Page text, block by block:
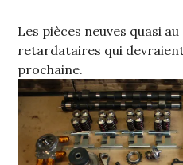
Les pièces neuves quasi
retardataires qui
prochaine.